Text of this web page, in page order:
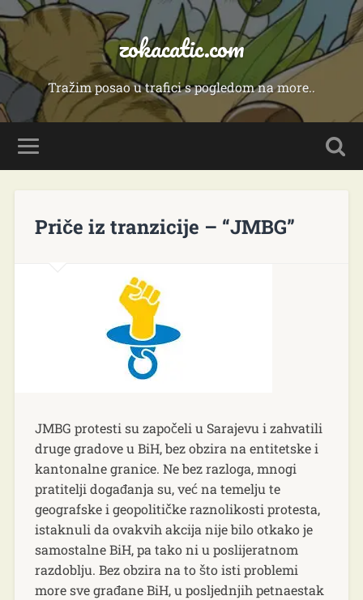
zokacatic.com
Tražim posao u trafici s pogledom na more..
Priče iz tranzicije – “JMBG”
JMBG protesti su započeli u Sarajevu i zahvatili
druge gradove u BiH, bez obzira na entitetske i
kantonalne granice. Ne bez razloga, mnogi
pratitelji događanja su, već na temelju te
geografske i geopolitičke raznolikosti protesta,
istaknuli da ovakvih akcija nije bilo otkako je
samostalne BiH, pa tako ni u poslijeratnom
razdoblju. Bez obzira na to što isti problemi
more sve građane BiH, u posljednjih petnaestak